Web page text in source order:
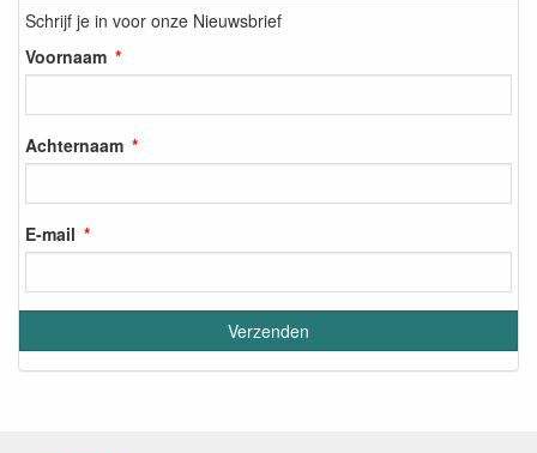
Schrijf je in voor onze Nieuwsbrief
Voornaam
Achternaam
E-mail